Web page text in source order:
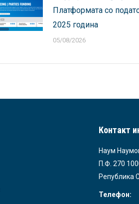
Платформата со
2025 година
05/08/2026
Контакт
Наум
П.Ф. 270
Република
Телефон: